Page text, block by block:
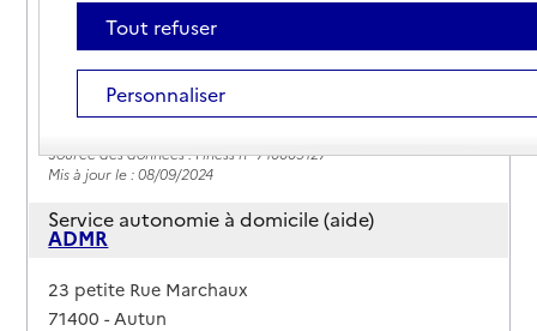
-Autun
03 85 54 11 13
Site internet
Source des données : Finess n° 710009127
Mis à jour le : 08/09/2024
Service autonomie à domicile (aide)
ADMR
Adresse
23 petite Rue Marchaux
71400-Autun
Tout refuser
Personnaliser